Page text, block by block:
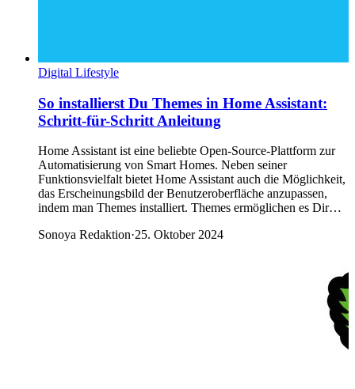
Digital Lifestyle
So installierst Du Themes in Home Assistant:
Schritt-für-Schritt Anleitung
Home Assistant ist eine beliebte Open-Source-Plattform zur
Automatisierung von Smart Homes. Neben seiner
Funktionsvielfalt bietet Home Assistant auch die Möglichkeit,
das Erscheinungsbild der Benutzeroberfläche anzupassen,
indem man Themes installiert. Themes ermöglichen es Dir…
Sonoya Redaktion·25. Oktober 2024